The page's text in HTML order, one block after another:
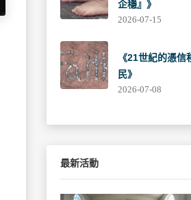
企穩』》
2026-07-15
《21世紀的憑信
民》
2026-07-08
最新活動